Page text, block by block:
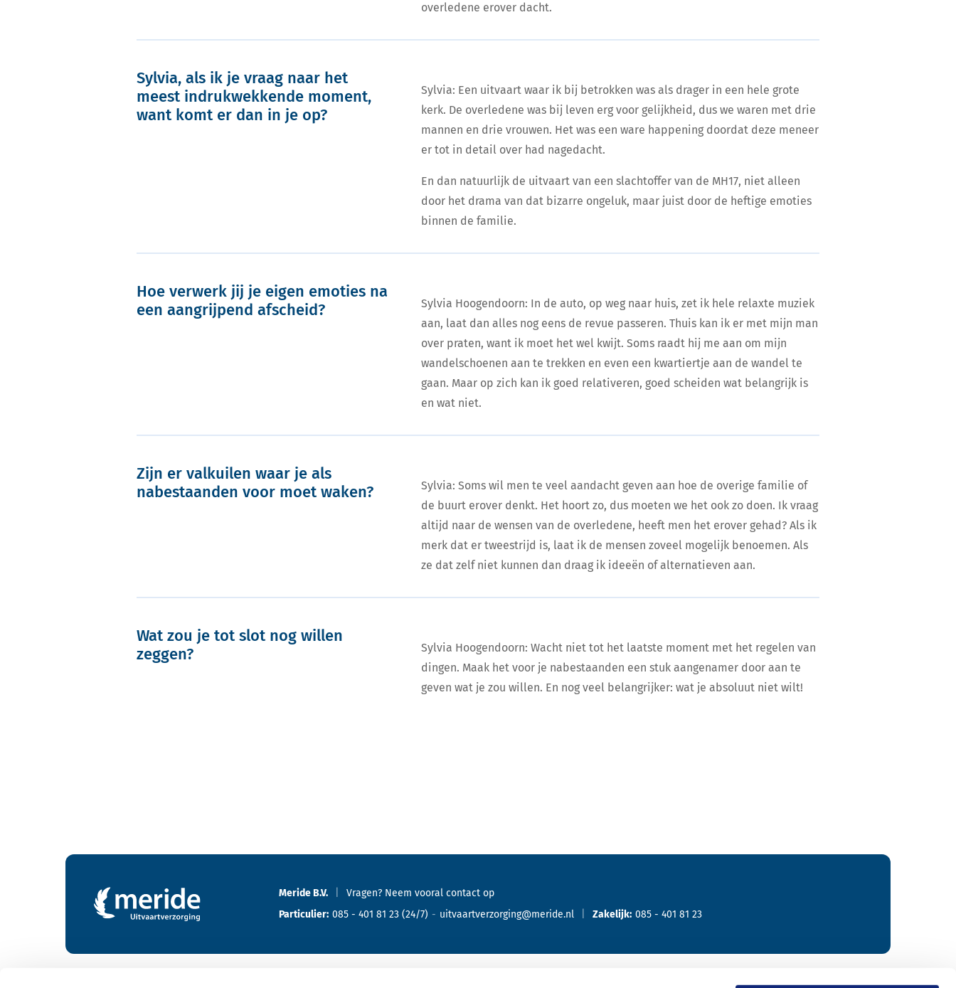
overledene erover dacht.
Sylvia, als ik je vraag naar het
meest indrukwekkende moment,
want komt er dan in je op?
Sylvia: Een uitvaart waar ik bij betrokken was als drager in een hele grote
kerk. De overledene was bij leven erg voor gelijkheid, dus we waren met drie
mannen en drie vrouwen. Het was een ware happening doordat deze meneer
er tot in detail over had nagedacht.
En dan natuurlijk de uitvaart van een slachtoffer van de MH17, niet alleen
door het drama van dat bizarre ongeluk, maar juist door de heftige emoties
binnen de familie.
Hoe verwerk jij je eigen emoties na
een aangrijpend afscheid?
Sylvia Hoogendoorn: In de auto, op weg naar huis, zet ik hele relaxte muziek
aan, laat dan alles nog eens de revue passeren. Thuis kan ik er met mijn man
over praten, want ik moet het wel kwijt. Soms raadt hij me aan om mijn
wandelschoenen aan te trekken en even een kwartiertje aan de wandel te
gaan. Maar op zich kan ik goed relativeren, goed scheiden wat belangrijk is
en wat niet.
Zijn er valkuilen waar je als
nabestaanden voor moet waken?
Sylvia: Soms wil men te veel aandacht geven aan hoe de overige familie of
de buurt erover denkt. Het hoort zo, dus moeten we het ook zo doen. Ik vraag
altijd naar de wensen van de overledene, heeft men het erover gehad? Als ik
merk dat er tweestrijd is, laat ik de mensen zoveel mogelijk benoemen. Als
ze dat zelf niet kunnen dan draag ik ideeën of alternatieven aan.
Wat zou je tot slot nog willen
zeggen?
Sylvia Hoogendoorn: Wacht niet tot het laatste moment met het regelen van
dingen. Maak het voor je nabestaanden een stuk aangenamer door aan te
geven wat je zou willen. En nog veel belangrijker: wat je absoluut niet wilt!
Contactgegevens en footer menu van Meride
Meride B.V. Vragen? Neem vooral contact op
Particulier: 085 - 401 81 23 (24/7) uitvaartverzorging@meride.nl Zakelijk: 085 - 401 81 23